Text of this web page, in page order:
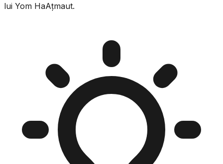
lui Yom HaAțmaut.